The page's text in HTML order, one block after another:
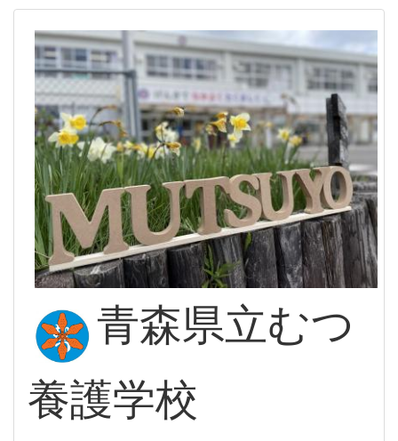
青森県立むつ
養護学校